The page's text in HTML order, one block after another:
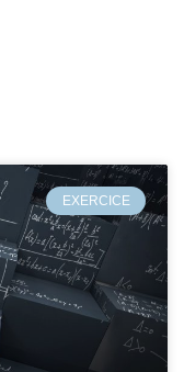
EXERCICE